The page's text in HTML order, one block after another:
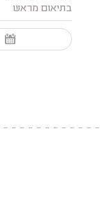
בתיאום מראש